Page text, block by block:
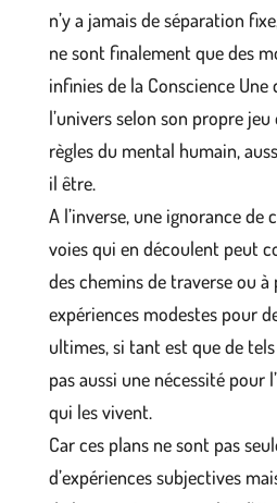
n’y a jamais de séparation
ne sont finalement que des
infinies de la Conscience Une
l’univers selon son propre
règles du mental humain,
il être.
A l’inverse, une ignorance
voies qui en découlent peut
des chemins de traverse ou à
expériences modestes pour
ultimes, si tant est que de
pas aussi une nécessité pour
qui les vivent.
Car ces plans ne sont pas
d’expériences subjectives